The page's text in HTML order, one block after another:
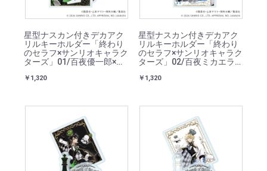
星型ナスカン付きデカアク
リルキーホルダー「終わり
のセラフ×サンリオキャラク
ターズ」01/百夜優一郎×ポ
￥1,320
星型ナスカン付きデカアク
リルキーホルダー「終わり
のセラフ×サンリオキャラク
ターズ」02/百夜ミカエラ×
ト)
￥1,320